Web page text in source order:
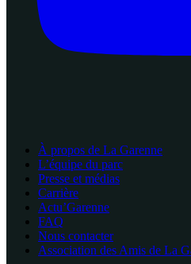
À propos de La Garenne
L’équipe du parc
Presse et médias
Carrière
Actu’Garenne
FAQ
Nous contacter
Association des Amis de La